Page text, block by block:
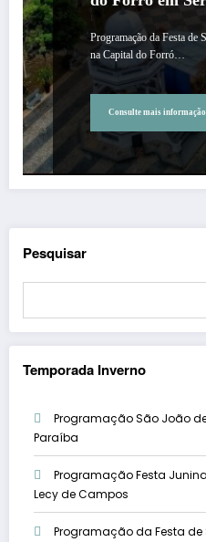
Programação da Festa de
na Capital do Forró…
Consulte mais informação
Pesquisar
Temporada Inverno
Programação São João
Paraíba
Programação Festa
Lecy de Campos
Programação da Festa